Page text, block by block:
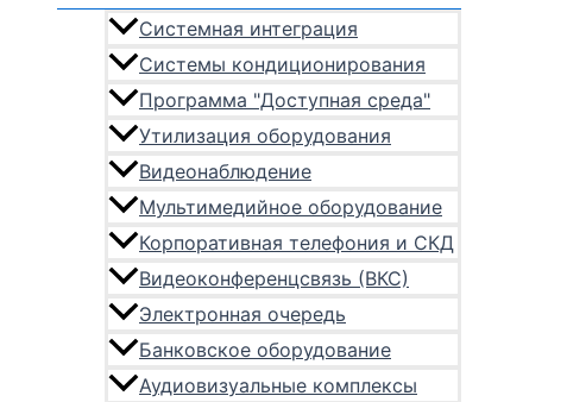
Системная интеграция
Системы кондиционирования
Программа "Доступная среда"
Утилизация оборудования
Видеонаблюдение
Мультимедийное оборудование
Корпоративная телефония и СКД
Видеоконференцсвязь (ВКС)
Электронная очередь
Банковское оборудование
Аудиовизуальные комплексы